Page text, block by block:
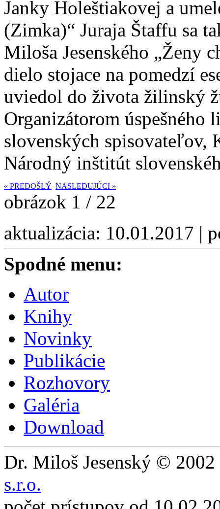
Janky Holeštiakovej a
(Zimka)“ Juraja Štaffu sa
Miloša Jesenského „Ženy
dielo stojace na pomedzí
uviedol do života žilinský
Organizátorom úspešného
slovenských spisovateľov,
Národný inštitút
« PREDOŠLÝ NASLEDUJÚCI »
obrázok 1 / 22
aktualizácia: 10.01.2017 |
Spodné menu:
Autor
Knihy
Novinky
Publikácie
Rozhovory
Galéria
Download
Dr. Miloš Jesenský ©
s.r.o.